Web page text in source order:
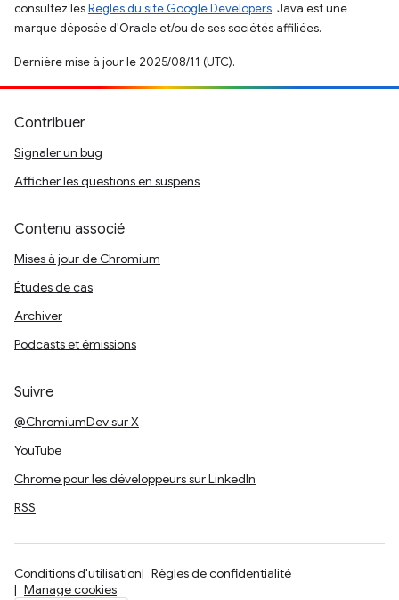
consultez lesRègles du site Google Developers. Java est une
marque déposée d'Oracle et/ou de ses sociétés affiliées.
Dernière mise à jour le 2025/08/11 (UTC).
Contribuer
Signaler un bug
Afficher les questions en suspens
Contenu associé
Mises à jour de Chromium
Études de cas
Archiver
Podcasts et émissions
Suivre
@ChromiumDev sur X
YouTube
Chrome pour les développeurs sur LinkedIn
RSS
Conditions d'utilisation
Règles de confidentialité
Manage cookies